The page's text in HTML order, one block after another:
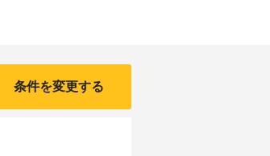
条件を変更する